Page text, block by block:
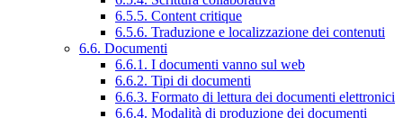
6.5.5. Content critique
6.5.6. Traduzione e localizzazione dei contenuti
6.6. Documenti
6.6.1. I documenti vanno sul web
6.6.2. Tipi di documenti
6.6.3. Formato di lettura dei documenti elettronici
6.6.4. Modalità di produzione dei documenti